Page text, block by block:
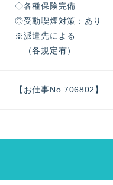
◇各種保険完備
◎受動喫煙対策：あり
※派遣先による
（各規定有）
【お仕事No.706802】